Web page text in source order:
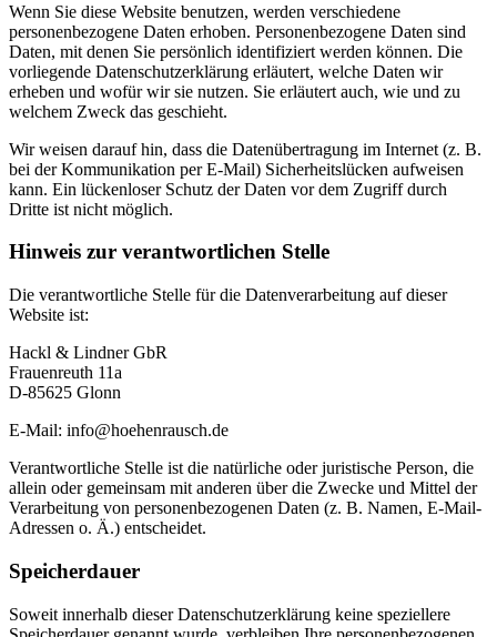
Wenn Sie diese Website benutzen, werden verschiedene
personenbezogene Daten erhoben. Personenbezogene Daten sind
Daten, mit denen Sie persönlich identifiziert werden können. Die
vorliegende Datenschutzerklärung erläutert, welche Daten wir
erheben und wofür wir sie nutzen. Sie erläutert auch, wie und zu
welchem Zweck das geschieht.
Wir weisen darauf hin, dass die Datenübertragung im Internet (z. B.
bei der Kommunikation per E-Mail) Sicherheitslücken aufweisen
kann. Ein lückenloser Schutz der Daten vor dem Zugriff durch
Dritte ist nicht möglich.
Hinweis zur verantwortlichen Stelle
Die verantwortliche Stelle für die Datenverarbeitung auf dieser
Website ist:
Hackl & Lindner GbR
Frauenreuth 11a
D-85625 Glonn
E-Mail: info@hoehenrausch.de
Verantwortliche Stelle ist die natürliche oder juristische Person, die
allein oder gemeinsam mit anderen über die Zwecke und Mittel der
Verarbeitung von personenbezogenen Daten (z. B. Namen, E-Mail-
Adressen o. Ä.) entscheidet.
Speicherdauer
Soweit innerhalb dieser Datenschutzerklärung keine speziellere